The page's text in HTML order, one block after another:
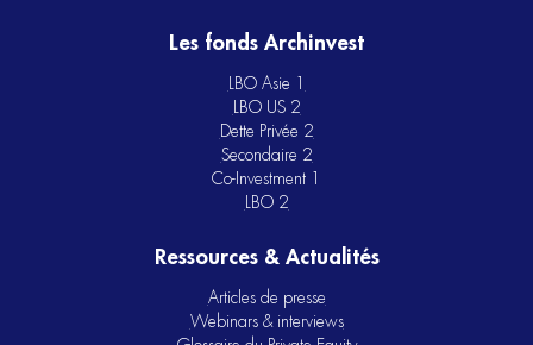
Les fonds Archinvest
LBO Asie 1
LBO US 2
Dette Privée 2
Secondaire 2
Co-Investment 1
LBO 2
Ressources & Actualités
Articles de presse
Webinars & interviews